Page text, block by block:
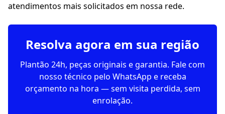
atendimentos mais solicitados em nossa rede.
Resolva agora em sua região
Plantão 24h, peças originais e garantia. Fale com
nosso técnico pelo WhatsApp e receba
orçamento na hora — sem visita perdida, sem
enrolação.